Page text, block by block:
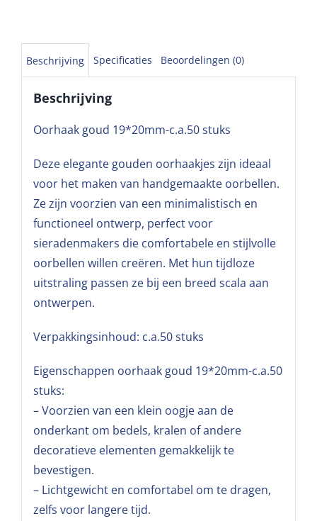
Beschrijving Specificaties Beoordelingen (0)
Beschrijving
Oorhaak goud 19*20mm-c.a.50 stuks
Deze elegante gouden oorhaakjes zijn ideaal
voor het maken van handgemaakte oorbellen.
Ze zijn voorzien van een minimalistisch en
functioneel ontwerp, perfect voor
sieradenmakers die comfortabele en stijlvolle
oorbellen willen creëren. Met hun tijdloze
uitstraling passen ze bij een breed scala aan
ontwerpen.
Verpakkingsinhoud: c.a.50 stuks
Eigenschappen oorhaak goud 19*20mm-c.a.50
stuks:
– Voorzien van een klein oogje aan de
onderkant om bedels, kralen of andere
decoratieve elementen gemakkelijk te
bevestigen.
– Lichtgewicht en comfortabel om te dragen,
zelfs voor langere tijd.